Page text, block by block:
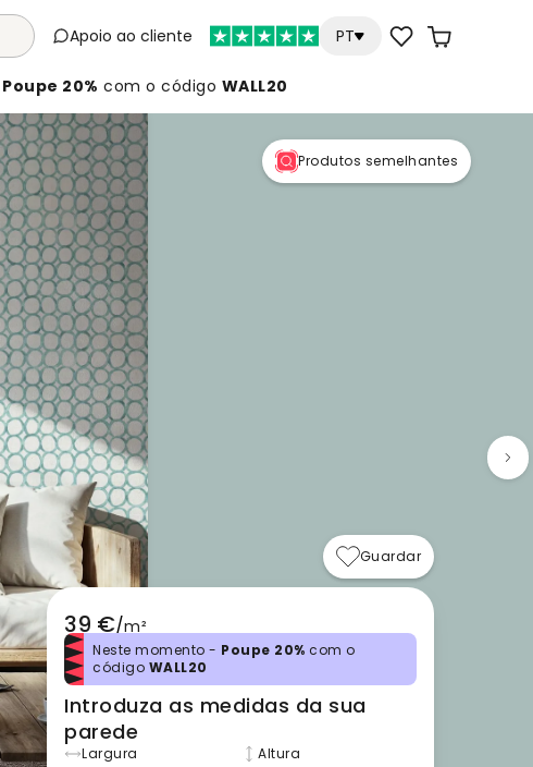
Apoio ao cliente PT
Poupe 20% com o código WALL20
Produtos semelhantes
Guardar
39 €/m²
Neste momento - Poupe 20% com o
código WALL20
Introduza as medidas da sua
parede
Largura Altura